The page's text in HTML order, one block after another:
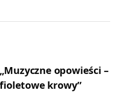
opowieści –
krowy”